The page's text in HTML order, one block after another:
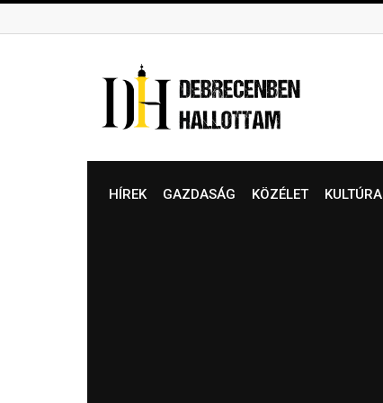
to
HÍREK GAZDASÁG KÖZÉLET KULTÚRA